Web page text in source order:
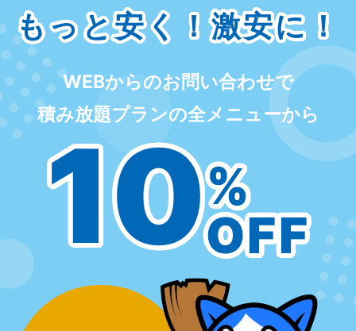
もっと安く！激安に！
WEBからのお問い合わせで
積み放題プランの全メニューから
10%
OFF